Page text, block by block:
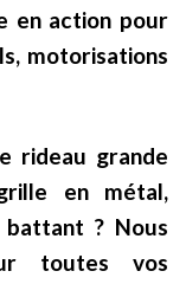
en action pour
motorisations
rideau grande
en métal,
? Nous
toutes vos